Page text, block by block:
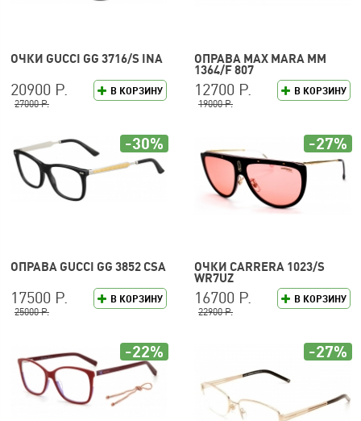
ОЧКИ GUCCI GG 3716/S INA
В КОРЗИНУ
20900 Р.
27000 Р.
ОПРАВА MAX MARA MM
1364/F 807
В КОРЗИНУ
12700 Р.
19000 Р.
ОПРАВА GUCCI GG 3852 CSA
В КОРЗИНУ
17500 Р.
25000 Р.
-30%
ОЧКИ CARRERA 1023/S
WR7UZ
В КОРЗИНУ
16700 Р.
22900 Р.
-27%
-22% -27%